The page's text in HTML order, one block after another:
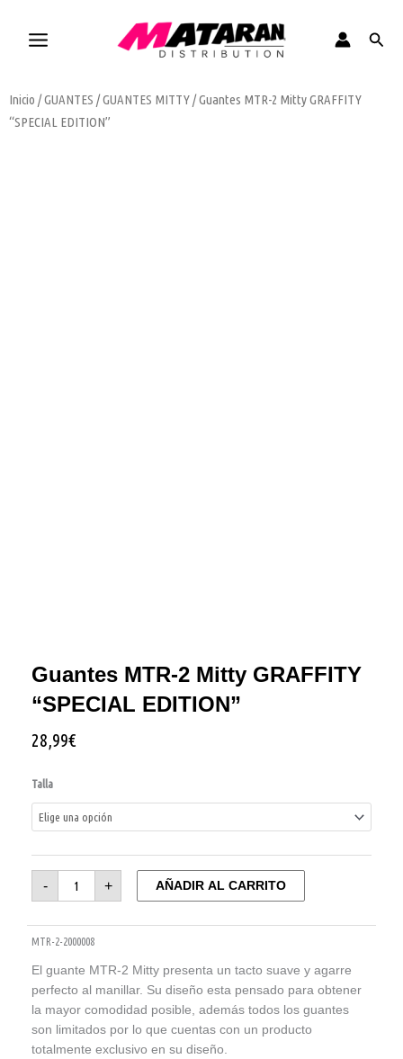
contenido
Inicio /GUANTES /GUANTES MITTY/ Guantes MTR-2 Mitty GRAFFITY
“SPECIAL EDITION”
Guantes MTR-2 Mitty GRAFFITY
“SPECIAL EDITION”
28,99€
Talla
-
GRAFFITY
“SPECIAL
EDITION”
+ AÑADIR AL CARRITO
MTR-2-2000008
El guante MTR-2 Mitty presenta un tacto suave y agarre
perfecto al manillar. Su diseño esta pensado para obtener
la mayor comodidad posible, además todos los guantes
son limitados por lo que cuentas con un producto
totalmente exclusivo en su diseño.